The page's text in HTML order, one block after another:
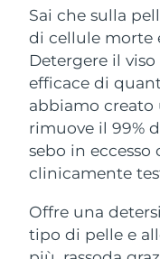
Sai che sulla
di cellule morte
Detergere il
efficace di
abbiamo creato
rimuove il 99%
sebo in eccesso
clinicamente
Offre una
tipo di pelle e
Anti-
Idratazione
Deep
Near-
device
Hybrid
Smart
Anti-age
Bermuda
Bosnia ed
Erzegovina
Brunei
Bulgaria
Cile